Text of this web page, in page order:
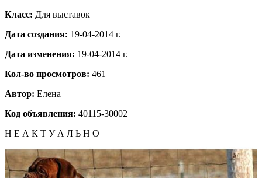
Класс: Для выставок
Дата создания: 19-04-2014 г.
Дата изменения: 19-04-2014 г.
Кол-во просмотров: 461
Автор: Елена
Код объявления: 40115-30002
Н Е А К Т У А Л Ь Н О